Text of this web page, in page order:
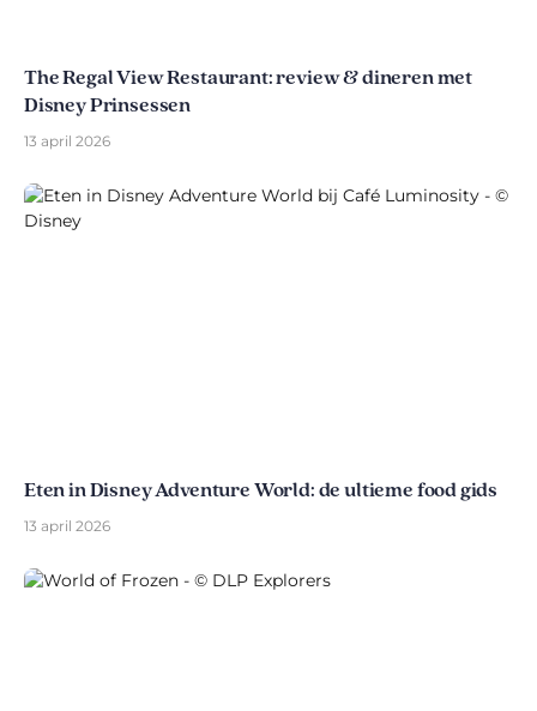
The Regal View Restaurant: review & dineren met
Disney Prinsessen
13 april 2026
Eten in Disney Adventure World: de ultieme food gids
13 april 2026